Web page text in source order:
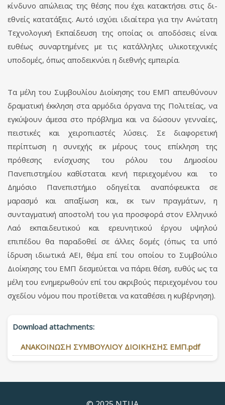
κίνδυνο απώλειας της θέσης που έχει κατακτήσει στις δι­
εθνείς κατατάξεις. Αυτό ισχύει ιδιαίτερα για την Ανώτατη
Τεχνολογική Εκπαίδευση της οποίας οι αποδόσεις είναι
ευθέως συναρτημένες με τις κατάλληλες υλικοτεχνικές
υποδομές, όπως αποδεικνύει η διεθνής εμπειρία.
Τα μέλη του Συμβουλίου Διοίκησης του ΕΜΠ απευθύνουν
δραματική έκκληση στα αρμόδια όργανα της Πολιτείας, να
εγκύψουν άμεσα στο πρόβλημα και να δώσουν γεν­ναίες,
πειστικές και χειροπιαστές λύσεις. Σε διαφορετική
περίπτωση η συνεχής εκ μέ­ρους τους επίκληση της
πρόθεσης ενίσχυσης του ρόλου του Δημοσίου
Πανεπιστημίου καθίσταται κενή περιεχομένου και το
Δημόσιο Πανεπιστήμιο οδηγείται αναπόφευκτα σε
μαρασμό και απαξίωση και, εκ των πραγμάτων, η
συνταγματική αποστολή του για προσ­φορά στον Ελληνικό
Λαό εκπαιδευτικού και ερευνητικού έργου υψηλού
επιπέδου θα παραδοθεί σε άλλες δομές (όπως τα υπό
ίδρυση ιδιωτικά ΑΕΙ, θέμα επί του οποίου το Συμβούλιο
Διοίκησης του ΕΜΠ δεσμεύεται να πάρει θέση, ευθύς ως τα
μέλη του ενη­­με­ρωθούν επί του ακριβούς περιεχομένου του
σχεδίου νόμου που προτίθεται να κα­ταθέσει η κυβέρνηση).
Download attachments:
ΑΝΑΚΟΙΝΩΣΗ ΣΥΜΒΟΥΛΙΟΥ ΔΙΟΙΚΗΣΗΣ ΕΜΠ.pdf